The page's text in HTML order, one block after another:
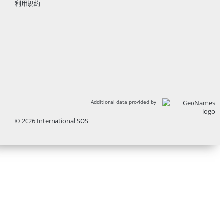
利用規約
Additional data provided by
© 2026 International SOS